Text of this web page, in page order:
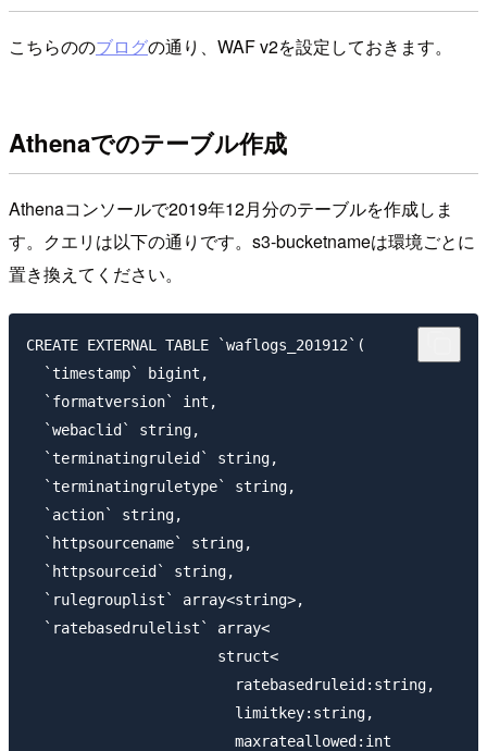
こちらののブログの通り、WAF v2を設定しておきます。
Athenaでのテーブル作成
Athenaコンソールで2019年12月分のテーブルを作成しま
す。クエリは以下の通りです。s3-bucketnameは環境ごとに
置き換えてください。
CREATE EXTERNAL TABLE `waflogs_201912`(
  `timestamp` bigint,
  `formatversion` int,
  `webaclid` string,
  `terminatingruleid` string,
  `terminatingruletype` string,
  `action` string,
  `httpsourcename` string,
  `httpsourceid` string,
  `rulegrouplist` array<string>,
  `ratebasedrulelist` array<
                      struct<
                        ratebasedruleid:string,
                        limitkey:string,
                        maxrateallowed:int